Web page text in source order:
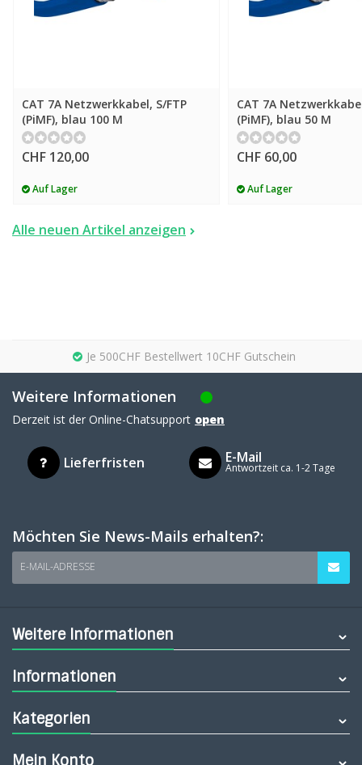
CAT 7A Netzwerkkabel, S/FTP
(PiMF), blau 100 M
CHF 120,00
Auf Lager
CAT 7A
(PiMF), blau 50 M
CHF 60,00
Auf Lager
Alle neuen Artikel anzeigen
Je 500CHF Bestellwert 10CHF Gutschein
Weitere Informationen
Derzeit ist der Online-Chatsupport open
Lieferfristen E-Mail
Antwortzeit ca. 1-2 Tage
Möchten Sie News-Mails erhalten?:
E-MAIL-ADRESSE
Weitere Informationen
Informationen
Kategorien